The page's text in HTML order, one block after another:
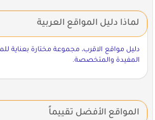
لماذا دليل المواقع العربية
دليل مواقع الاقرب، مجموعة مختارة بعناية
المفيدة والمتخصصة.
المواقع الأفضل تقييماً